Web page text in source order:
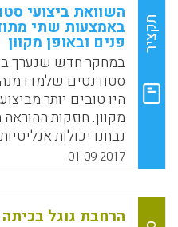
תקציר
השוואת ביצועי
באמצעות שתי
פנים ובאופן מקוון
במחקר חדש שנערך
סטודנטים שלמדו
היו טובים יותר
מקוון. חוזקות
נבחנו יכולות
נבחנה יכולת כתיבת
מקוונת. במהלך
המקוונים המוצעים
ואוניברסיטאות גדל.
01-09-2017
הרחבת גוגל בכיתה